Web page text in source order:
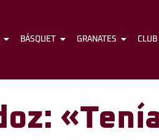
FÚTBOL BÁSQUET
BÁSQUET GRANATES CLUB